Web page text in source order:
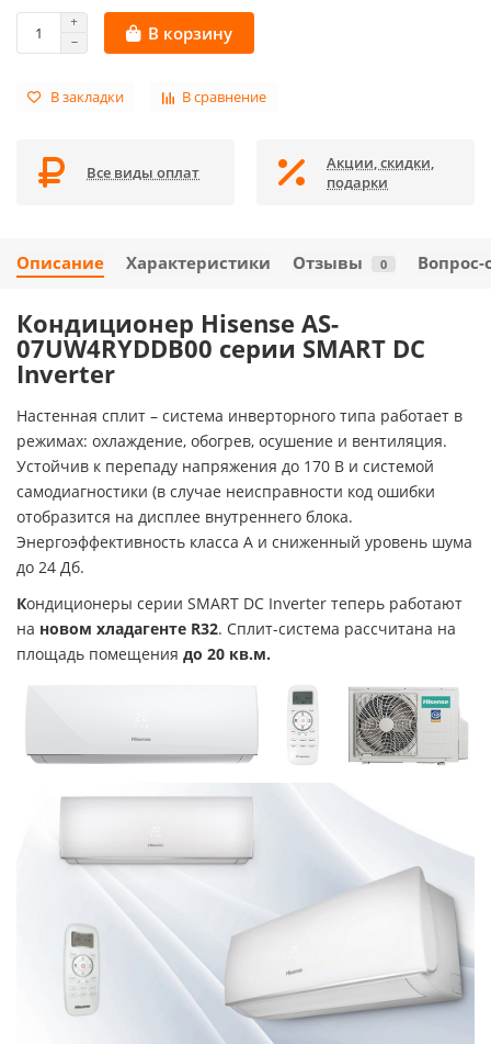
В корзину
В закладки В сравнение
Все виды оплат
Акции, скидки,
подарки
Описание Характеристики Отзывы 0 Вопрос-
Кондиционер Hisense AS-
07UW4RYDDB00 серии SMART DC
Inverter
Настенная сплит – система инверторного типа работает в
режимах: охлаждение, обогрев, осушение и вентиляция.
Устойчив к перепаду напряжения до 170 В и системой
самодиагностики (в случае неисправности код ошибки
отобразится на дисплее внутреннего блока.
Энергоэффективность класса А и сниженный уровень шума
до 24 Дб.
Кондиционеры серии SMART DC Inverter теперь работают
на новом хладагенте R32. Сплит-система рассчитана на
площадь помещения до 20 кв.м.